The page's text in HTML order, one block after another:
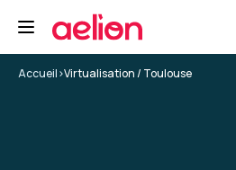
Accueil>Virtualisation / Toulouse
et structuré, ce qui a
l’apprentissage.
Formation : Docker - Créer et